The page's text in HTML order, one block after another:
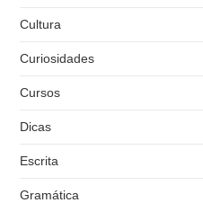
Cultura
Curiosidades
Cursos
Dicas
Escrita
Gramática